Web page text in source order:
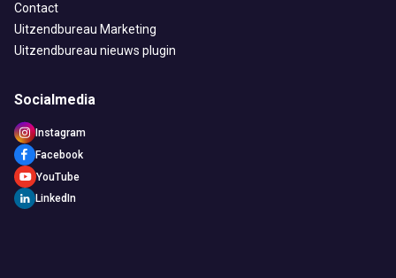
Contact
Uitzendbureau Marketing
Uitzendbureau nieuws plugin
Socialmedia
Instagram
Facebook
YouTube
LinkedIn